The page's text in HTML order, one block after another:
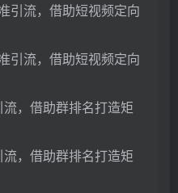
引流，借助短视频定向
引流，借助短视频定向
，借助群排名打造矩
，借助群排名打造矩